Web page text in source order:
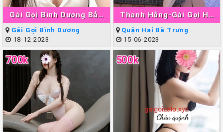
Gái Gọi Bình Dương Bảo
Ngân
Gái Gọi Bình Dương
18-12-2023
Thanh Hằng-Gái Gọi Hà
Nội Làm Tình Giỏi Đẳng
Quận Hai Bà Trưng
15-06-2023
700k 500k